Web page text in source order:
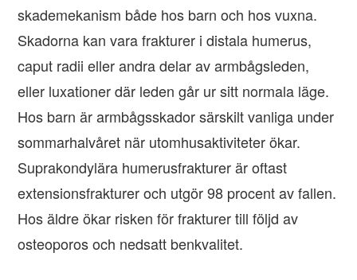
skademekanism både hos barn och hos vuxna.
Skadorna kan vara frakturer i distala humerus,
caput radii eller andra delar av armbågsleden,
eller luxationer där leden går ur sitt normala läge.
Hos barn är armbågsskador särskilt vanliga under
sommarhalvåret när utomhusaktiviteter ökar.
Suprakondylära humerusfrakturer är oftast
extensionsfrakturer och utgör 98 procent av fallen.
Hos äldre ökar risken för frakturer till följd av
osteoporos och nedsatt benkvalitet.